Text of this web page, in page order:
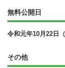
無料公開日
令和元年10月22日
その他